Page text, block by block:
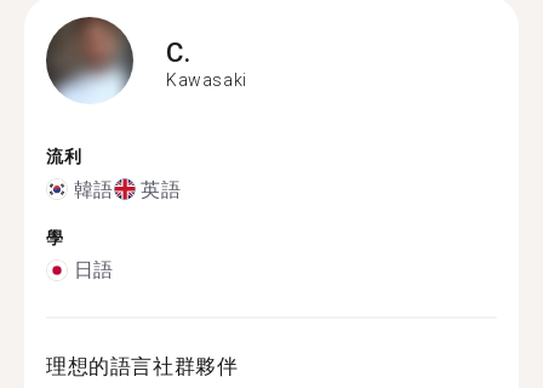
C.
Kawasaki
流利
韓語 英語
學
日語
理想的語言社群夥伴